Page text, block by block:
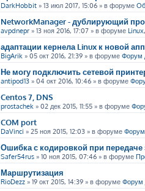
DarkHobbit » 13 июл 2017, 15:06 » в форуме
NetworkManager - дублирующий
avpdnepr » 13 ноя 2016, 17:07 » в форуме
адаптации кернела Linux к новой
BigArik » 05 окт 2016, 21:39 » в форуме Форум
Не могу подключить сетевой
antipod13 » 04 окт 2016, 10:46 » в форуме
Centos 7, DNS
prostachek » 02 дек 2015, 11:55 » в форуме
COM port
DaVinci » 25 ноя 2015, 12:03 » в форуме Форум
Ошибка с кодировкой при передаче
Safer54rus » 10 ноя 2015, 07:46 » в форуме
Маршрутизация
RioDezz » 19 окт 2015, 14:39 » в форуме Форум